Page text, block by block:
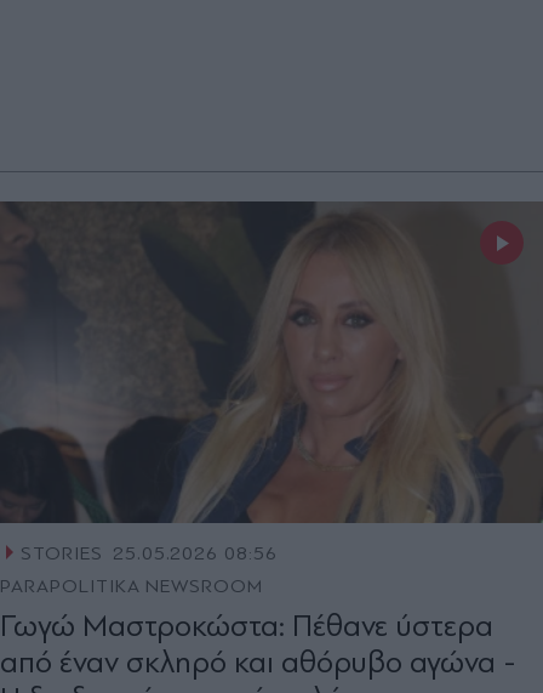
STORIES
25.05.2026 08:56
PARAPOLITIKA NEWSROOM
Γωγώ Μαστροκώστα: Πέθανε ύστερα
από έναν σκληρό και αθόρυβο αγώνα -